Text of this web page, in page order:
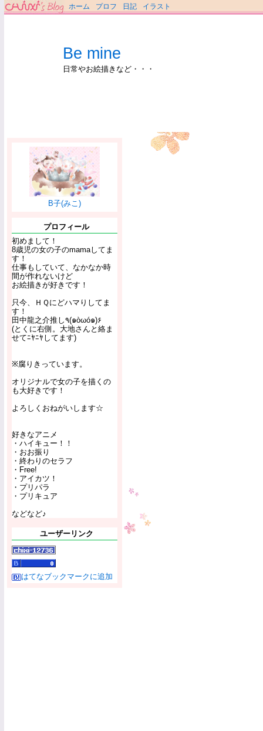
ホーム プロフ 日記 イラスト
Be mine
日常やお絵描きなど・・・
B子(みこ)
プロフィール
初めまして！
8歳児の女の子のmamaしてま
す！
仕事もしていて、なかなか時
間が作れないけど
お絵描きが好きです！
只今、ＨＱにどハマりしてま
す！
田中龍之介推し٩(๑òωó๑)۶
(とくに右側。大地さんと絡ま
せてﾆﾔﾆﾔしてます)
※腐りきっています。
オリジナルで女の子を描くの
も大好きです！
よろしくおねがいします☆
好きなアニメ
・ハイキュー！！
・おお振り
・終わりのセラフ
・Free!
・アイカツ！
・プリパラ
・プリキュア
などなど♪
ユーザーリンク
はてなブックマークに追加